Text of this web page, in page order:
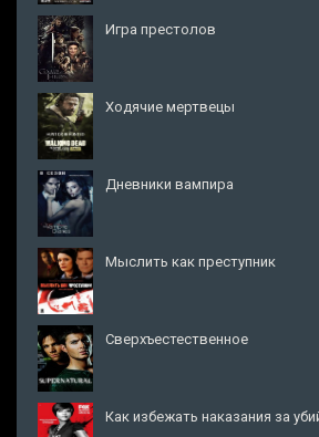
Игра престолов
Ходячие мертвецы
Дневники вампира
Мыслить как преступник
Сверхъестественное
Как избежать наказания за